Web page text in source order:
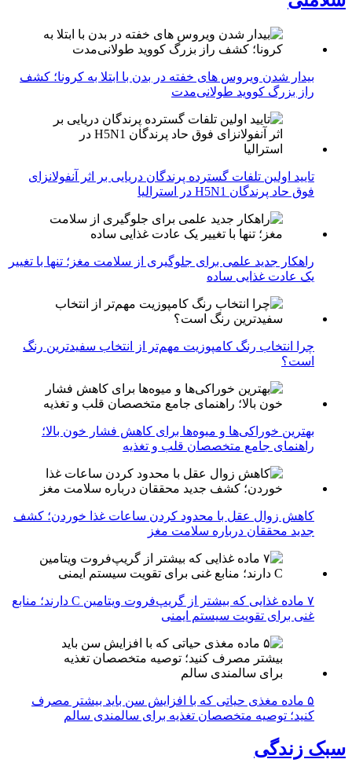
بیدار شدن ویروس‌ های خفته در بدن با ابتلا به کرونا؛ کشف
راز بزرگ کووید طولانی‌مدت
تایید اولین تلفات گسترده پرندگان دریایی بر اثر آنفولانزای
فوق حاد پرندگان H5N1 در استرالیا
راهکار جدید علمی برای جلوگیری از سلامت مغز؛ تنها با تغییر
یک عادت غذایی ساده
چرا انتخاب رنگ کامپوزیت مهم‌تر از انتخاب سفیدترین رنگ
است؟
بهترین خوراکی‌ها و میوه‌ها برای کاهش فشار خون بالا؛
راهنمای جامع متخصصان قلب و تغذیه
کاهش زوال عقل با محدود کردن ساعات غذا خوردن؛ کشف
جدید محققان درباره سلامت مغز
۷ ماده غذایی که بیشتر از گریپ‌فروت ویتامین C دارند؛ منابع
غنی برای تقویت سیستم ایمنی
۵ ماده مغذی حیاتی که با افزایش سن باید بیشتر مصرف
کنید؛ توصیه متخصصان تغذیه برای سالمندی سالم
سبک زندگی